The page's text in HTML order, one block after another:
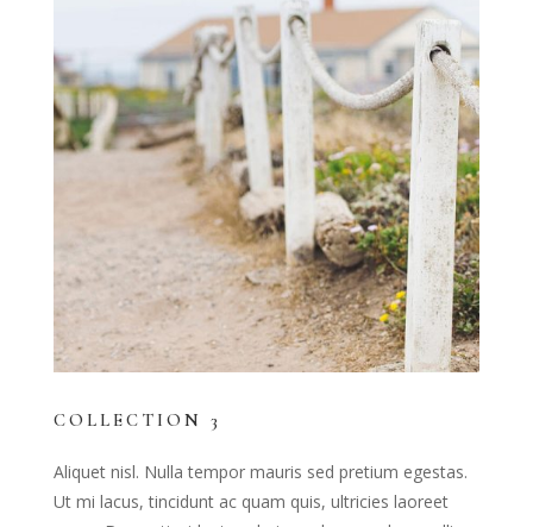
COLLECTION 3
Aliquet nisl. Nulla tempor mauris sed pretium egestas.
Ut mi lacus, tincidunt ac quam quis, ultricies laoreet